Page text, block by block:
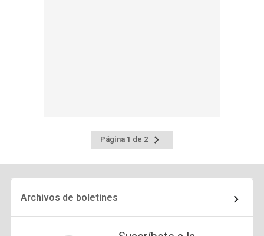
Página 1 de 2
Ir
a
Archivos de boletines